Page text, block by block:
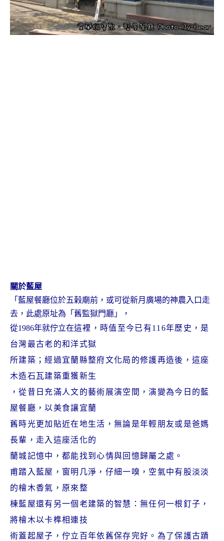
關於藍屋
「藍屋餐廳位於五榖廟前，或可從新月廣場的神農入口走
去，此處原址為「舊監獄門廳」，
從1986年就佇立在這裡，時值至今已有116年歷史， 是
台灣最古老的和洋式獄
所建築；經過宜蘭縣整府文化局的修護再造後 ，這座
木造石瓦建築重獲新生
，從昔日充滿人文的藝術展演空間，演變為今日的藍
屋餐廳，以美食讓宜蘭
舊時光更加貼近在地生活，無論是年輕朋友或是爸媽
長輩，走入這座活化的
蘭城記憶中，都能找到心情與回 憶歸屬之處。
甫踏入藍屋，窗明几淨，仔細一嗅，空氣中有股淡淡
的檜木香氣，原來整
棟藍屋還有另一個老建築的智慧：無任何一根釘子，
將檜木以卡榫相連技
術蓋起屋子，佇立百年依舊保存完好。為了保護古蹟